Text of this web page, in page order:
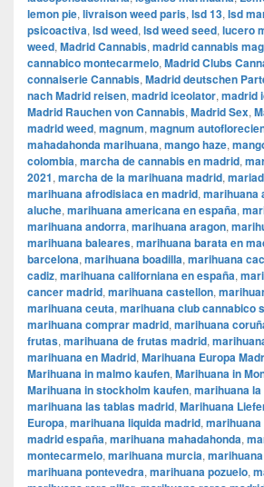
lemon pie, livraison weed paris, lsd 13, lsd
psicoactiva, lsd weed, lsd weed seed, lucero
weed, Madrid Cannabis, madrid cannabis
cannabico montecarmelo, Madrid Clubs
connaiserie Cannabis, Madrid deutschen
nach Madrid reisen, madrid iceolator, madrid
Madrid Rauchen von Cannabis, Madrid Sex,
madrid weed, magnum, magnum
mahadahonda marihuana, mango haze,
colombia, marcha de cannabis en madrid,
2021, marcha de la marihuana madrid,
marihuana afrodisiaca en madrid, marihuana
aluche, marihuana americana en españa,
marihuana andorra, marihuana aragon,
marihuana baleares, marihuana barata en
barcelona, marihuana boadilla, marihuana
cadiz, marihuana californiana en españa,
cancer madrid, marihuana castellon,
marihuana ceuta, marihuana club cannabico
marihuana comprar madrid, marihuana
frutas, marihuana de frutas madrid,
marihuana en Madrid, Marihuana Europa
Marihuana in malmo kaufen, Marihuana in
Marihuana in stockholm kaufen, marihuana
marihuana las tablas madrid, Marihuana
Europa, marihuana liquida madrid,
madrid españa, marihuana mahadahonda,
montecarmelo, marihuana murcia,
marihuana pontevedra, marihuana pozuelo,